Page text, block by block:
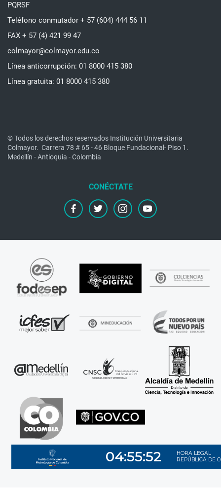
PQRSF
Teléfono conmutador + 57 (604) 444 56 11
FAX + 57 (4) 421 99 47
colmayor@colmayor.edu.co
Línea anticorrupción: 01 8000 415 380
Línea gratuita: 01 8000 415 380
© Todos los derechos reservados Institución Universitaria
Colmayor. Carrera 78 # 65 - 46 Bloque Fundacional- Piso 1.
Medellín - Antioquia - Colombia